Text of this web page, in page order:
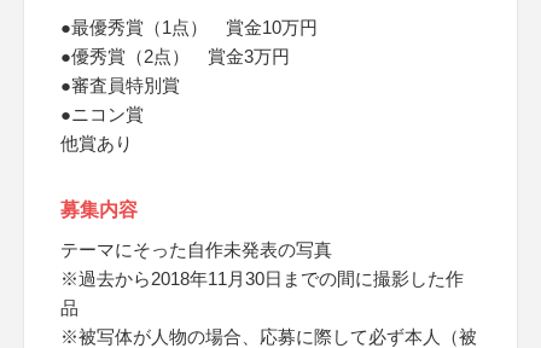
●最優秀賞（1点） 賞金10万円
●優秀賞（2点） 賞金3万円
●審査員特別賞
●ニコン賞
他賞あり
募集内容
テーマにそった自作未発表の写真
※過去から2018年11月30日までの間に撮影した作
品
※被写体が人物の場合、応募に際して必ず本人（被